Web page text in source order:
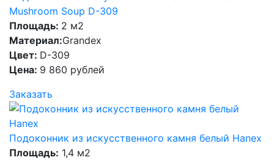
Mushroom Soup D-309
Площадь: 2 м2
Материал:Grandex
Цвет: D-309
Цена: 9 860 рублей
Заказать
Подоконник из искусственного камня белый Hanex
Площадь: 1,4 м2